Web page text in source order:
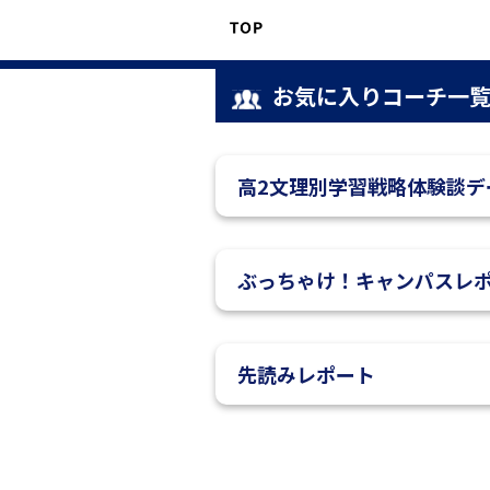
お気に入りコーチ一覧
高2文理別学習戦略体験談
ぶっちゃけ！キャンパスレ
先読みレポート